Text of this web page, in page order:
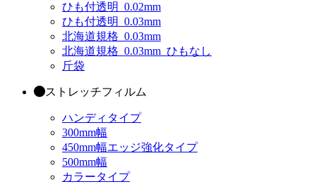
ひも付透明_0.02mm
ひも付透明_0.03mm
北海道規格_0.03mm
北海道規格_0.03mm_ひもなし
斤袋
ストレッチフィルム
ハンディタイプ
300mm幅
450mm幅エッジ強化タイプ
500mm幅
カラータイプ